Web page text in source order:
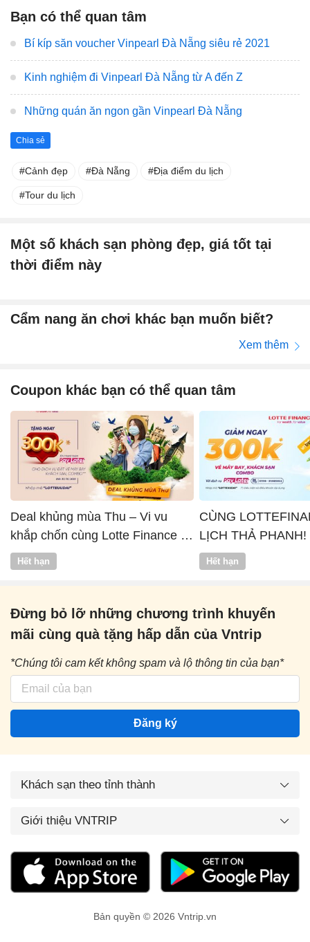
Bạn có thể quan tâm
Bí kíp săn voucher Vinpearl Đà Nẵng siêu rẻ 2021
Kinh nghiệm đi Vinpearl Đà Nẵng từ A đến Z
Những quán ăn ngon gần Vinpearl Đà Nẵng
Chia sẻ
Cảnh đẹp Đà Nẵng Địa điểm du lịch
Tour du lịch
Một số khách sạn phòng đẹp, giá tốt tại
thời điểm này
Cẩm nang ăn chơi khác bạn muốn biết?
Xem thêm
Coupon khác bạn có thể quan tâm
Deal khủng mùa Thu – Vi vu
khắp chốn cùng Lotte Finance x
Vntrip
Hết hạn
CÙNG
LỊCH THẢ PHANH!
Hết hạn
Đừng bỏ lỡ những chương trình khuyến
mãi cùng quà tặng hấp dẫn của Vntrip
*Chúng tôi cam kết không spam và lộ thông tin của bạn*
Đăng ký
Khách sạn theo tỉnh thành
Giới thiệu VNTRIP
Bản quyền © 2026 Vntrip.vn